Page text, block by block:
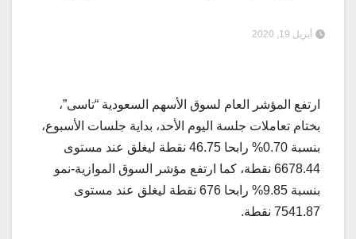
أبريل 19, 2020
ارتفع المؤشر العام لسوق الأسهم السعودية “تاسى”،
بختام تعاملات جلسة اليوم الأحد، بداية جلسات الأسبوع،
بنسبة 0.70% رابحا 46.75 نقطة ليغلق عند مستوى
6678.44 نقطة، كما ارتفع مؤشر السوق الموازية-نمو
بنسبة 9.85% رابحا 676 نقطة ليغلق عند مستوى
7541.87 نقطة.